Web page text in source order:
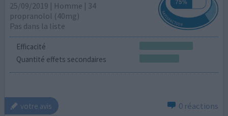
25/09/2019 | Homme | 34
propranolol (40mg)
Pas dans la liste
Efficacité
Quantité effets secondaires
votre avis 0 réactions